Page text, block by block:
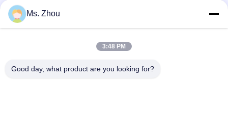
ঠিকানা
Ms. Zhou
3:48 PM
Good day, what product are you looking for?